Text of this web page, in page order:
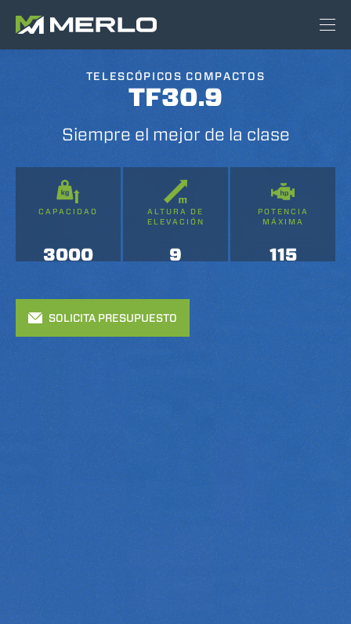
TELESCÓPICOS COMPACTOS
TF30.9
Siempre el mejor de la clase
CAPACIDAD
3000
ALTURA DE
ELEVACIÓN
9
POTENCIA
MÁXIMA
115
SOLICITA PRESUPUESTO